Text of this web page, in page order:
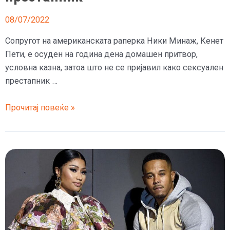
08/07/2022
Сопругот на американската раперка Ники Минаж, Кенет
Пети, е осуден на година дена домашен притвор,
условна казна, затоа што не се пријавил како сексуален
престапник …
Сопругот
Ники
Минаж
е
осуден
се
Прочитај повеќе »